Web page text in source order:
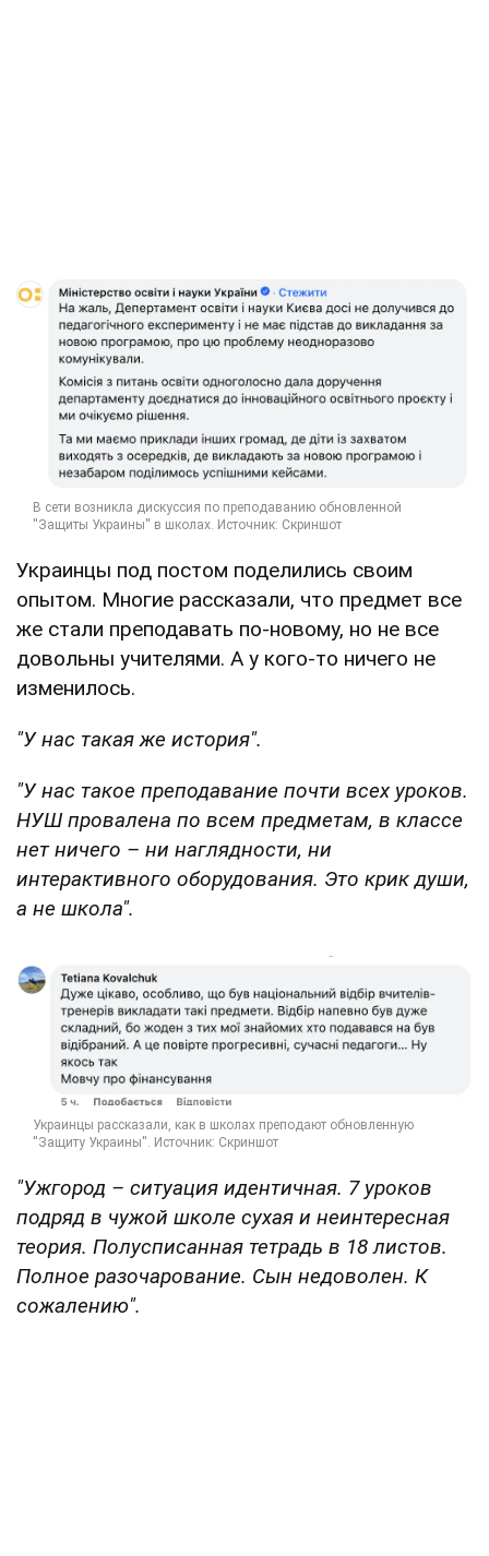
Украинцы под постом поделились своим
опытом. Многие рассказали, что предмет все
же стали преподавать по-новому, но не все
довольны учителями. А у кого-то ничего не
изменилось.
"У нас такая же история".
"У нас такое преподавание почти всех уроков.
НУШ провалена по всем предметам, в классе
нет ничего – ни наглядности, ни
интерактивного оборудования. Это крик души,
а не школа".
"Ужгород – ситуация идентичная. 7 уроков
подряд в чужой школе сухая и неинтересная
теория. Полусписанная тетрадь в 18 листов.
Полное разочарование. Сын недоволен. К
сожалению".